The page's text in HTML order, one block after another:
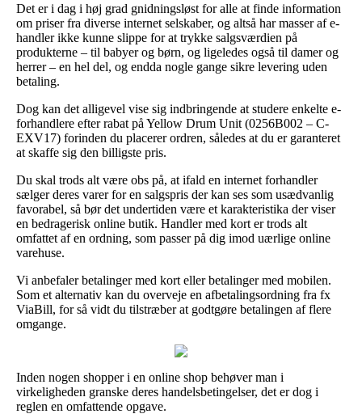
Det er i dag i høj grad gnidningsløst for alle at finde information
om priser fra diverse internet selskaber, og altså har masser af e-
handler ikke kunne slippe for at trykke salgsværdien på
produkterne – til babyer og børn, og ligeledes også til damer og
herrer – en hel del, og endda nogle gange sikre levering uden
betaling.
Dog kan det alligevel vise sig indbringende at studere enkelte e-
forhandlere efter rabat på Yellow Drum Unit (0256B002 – C-
EXV17) forinden du placerer ordren, således at du er garanteret
at skaffe sig den billigste pris.
Du skal trods alt være obs på, at ifald en internet forhandler
sælger deres varer for en salgspris der kan ses som usædvanlig
favorabel, så bør det undertiden være et karakteristika der viser
en bedragerisk online butik. Handler med kort er trods alt
omfattet af en ordning, som passer på dig imod uærlige online
varehuse.
Vi anbefaler betalinger med kort eller betalinger med mobilen.
Som et alternativ kan du overveje en afbetalingsordning fra fx
ViaBill, for så vidt du tilstræber at godtgøre betalingen af flere
omgange.
Inden nogen shopper i en online shop behøver man i
virkeligheden granske deres handelsbetingelser, det er dog i
reglen en omfattende opgave.